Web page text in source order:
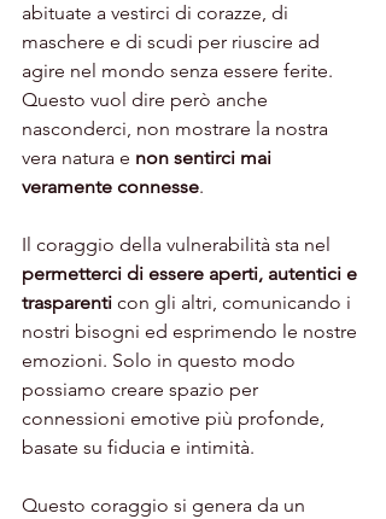
abituate a vestirci di corazze, di
maschere e di scudi per riuscire ad
agire nel mondo senza essere ferite.
Questo vuol dire però anche
nasconderci, non mostrare la nostra
vera natura e non sentirci mai
veramente connesse.
Il coraggio della vulnerabilità sta nel
permetterci di essere aperti, autentici e
trasparenti con gli altri, comunicando i
nostri bisogni ed esprimendo le nostre
emozioni. Solo in questo modo
possiamo creare spazio per
connessioni emotive più profonde,
basate su fiducia e intimità.
Questo coraggio si genera da un